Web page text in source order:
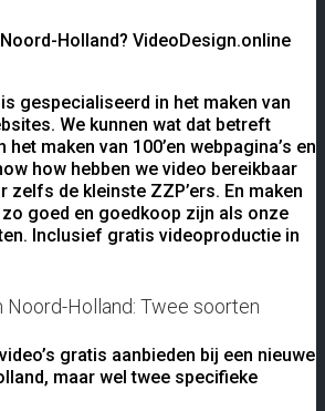
Holland? VideoDesign.online
gespecialiseerd in het maken van
We kunnen wat dat betreft
maken van 100’en webpagina’s en
how hebben we video bereikbaar
zelfs de kleinste ZZP’ers. En maken
goed en goedkoop zijn als onze
Inclusief gratis videoproductie in
Holland: Twee soorten
gratis aanbieden bij een nieuwe
maar wel twee specifieke